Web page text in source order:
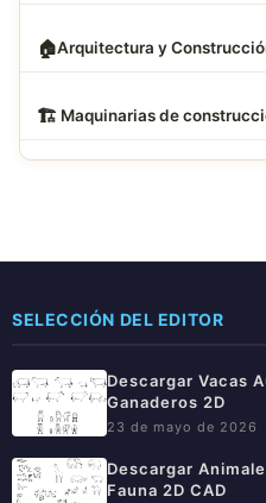
🏠Arquitectura y
🏗 Maquinarias de
SELECCIÓN DEL EDITOR
Descargar Vacas
Ganaderos 2D
23 de mayo de 2026
Descargar
Fauna 2D CAD